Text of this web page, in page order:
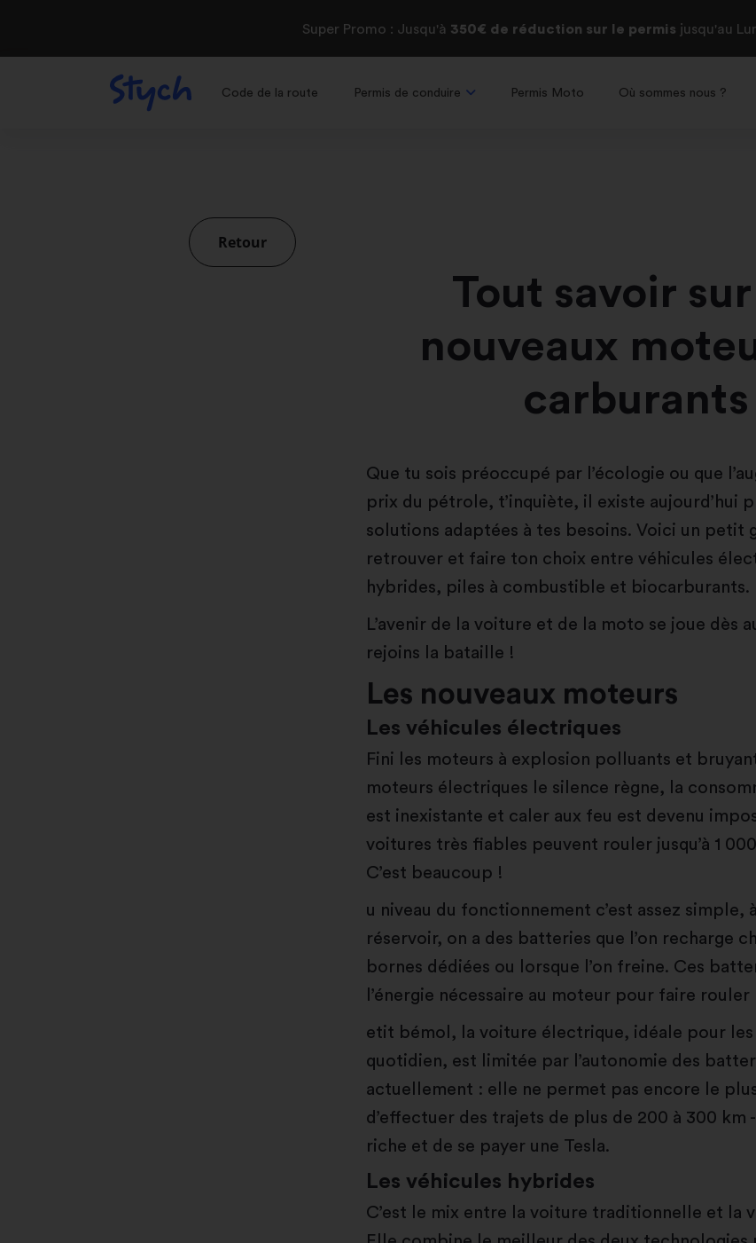
Super Promo : Jusqu'à 350€ de réduction sur le permis jusqu'au
Code de la route Permis de conduire Permis Moto Où sommes nous ?
Retour
Tout savoir
nouveaux
carburants
Que tu sois préoccupé par l’écologie ou que
prix du pétrole, t’inquiète, il existe aujourd’hui
solutions adaptées à tes besoins. Voici un petit
retrouver et faire ton choix entre véhicules
hybrides, piles à combustible et biocarburants.
L’avenir de la voiture et de la moto se joue dès
rejoins la bataille !
Les nouveaux moteurs
Les véhicules électriques
Fini les moteurs à explosion polluants et
moteurs électriques le silence règne, la
est inexistante et caler aux feu est devenu
voitures très fiables peuvent rouler jusqu’à 1
C’est beaucoup !
u niveau du fonctionnement c’est assez simple,
réservoir, on a des batteries que l’on recharge
bornes dédiées ou lorsque l’on freine. Ces
l’énergie nécessaire au moteur pour faire
etit bémol, la voiture électrique, idéale pour les
quotidien, est limitée par l’autonomie des
actuellement : elle ne permet pas encore le
d’effectuer des trajets de plus de 200 à 300 km -
riche et de se payer une Tesla.
Les véhicules hybrides
C’est le mix entre la voiture traditionnelle et la